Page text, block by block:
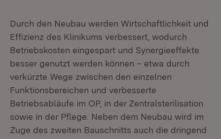
Durch den Neubau werden Wirtschaftlichkeit und
Effizienz des Klinikums verbessert, wodurch
Betriebskosten eingespart und Synergieeffekte
besser genutzt werden können – etwa durch
verkürzte Wege zwischen den einzelnen
Funktionsbereichen und verbesserte
Betriebsabläufe im OP, in der Zentralsterilisation
sowie in der Pflege. Neben dem Neubau wird im
Zuge des zweiten Bauschnitts auch die dringend